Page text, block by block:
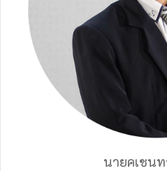
นายคเชน